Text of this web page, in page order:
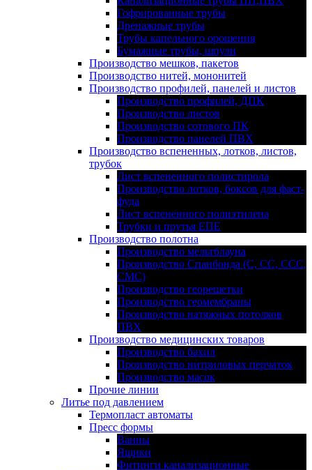
Гофрированные трубы
Дренажные трубы
Трубы капельного орошения
Бумажные трубы, шпули
Производство мешков, пакетов
Производство нитей, мононитей
Производство профилей, панелей и листов
Производство профилей, ДПК
Производство листов
Производство сотового ПК
Производство панелей ПВХ
Производство вспененных, лотков, листов,
трубок
Лист вспененного полистирола
Производство лотков, боксов для фаст-
фуда
Лист вспененного полиэтилена
Трубки и прутья ЕПЕ
Производство полотна
Производство мельтблауна
Производство Спанбонда (С, СС, ССС,
СМС)
Производство георешетки
Производство геомембраны
Производство натяжных потолков
ПВХ
Производство медицинских товаров
Производство бахил
Производство нитриловых перчаток
Производство масок
Прочие линии
Литье под давлением
Термопласт автоматы
Пресс формы
Ванны
Ящики
Фитинги канализационные